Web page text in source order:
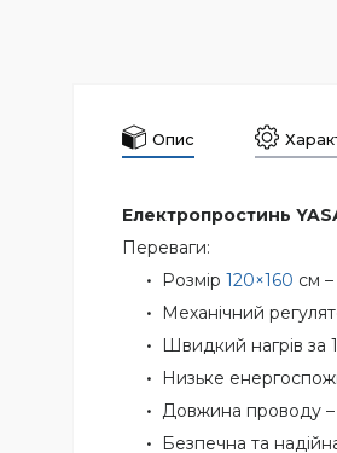
Опис
Електропростинь
Переваги:
Розмір 120×160 см
Механічний
Швидкий нагрів за
Низьке
Довжина проводу –
Безпечна та